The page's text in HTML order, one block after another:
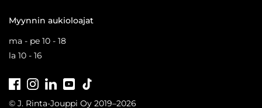
Myynnin aukioloajat
ma - pe 10 - 18
la 10 - 16
FacebookInstagramLinkedInYoutube
© J. Rinta-Jouppi Oy 2019–2026